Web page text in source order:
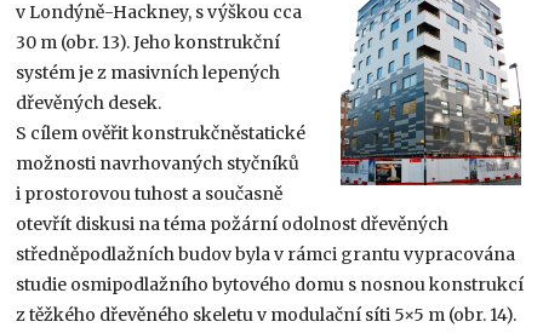
v Londýně-Hackney, s výškou cca
30 m (obr. 13). Jeho konstrukční
systém je z masivních lepených
dřevěných desek.
S cílem ověřit konstrukčněstatické
možnosti navrhovaných styčníků
i prostorovou tuhost a současně
otevřít diskusi na téma požární odolnost dřevěných
středněpodlažních budov byla v rámci grantu vypracována
studie osmipodlažního bytového domu s nosnou konstrukcí
z těžkého dřevěného skeletu v modulační síti 5×5 m (obr. 14).